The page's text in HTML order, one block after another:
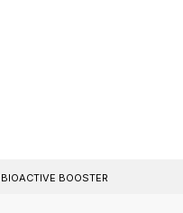
BIOACTIVE BOOSTER